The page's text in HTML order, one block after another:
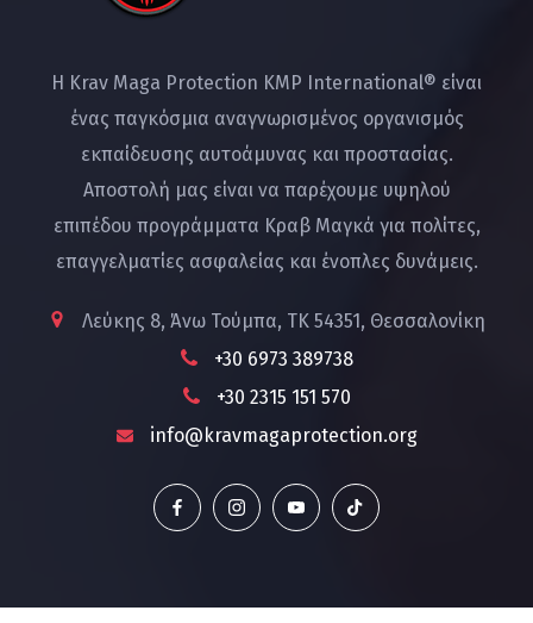
Η Krav Maga Protection KMP International® είναι
ένας παγκόσμια αναγνωρισμένος οργανισμός
εκπαίδευσης αυτοάμυνας και προστασίας.
Αποστολή μας είναι να παρέχουμε υψηλού
επιπέδου προγράμματα Κραβ Μαγκά για πολίτες,
επαγγελματίες ασφαλείας και ένοπλες δυνάμεις.
Λεύκης 8, Άνω Τούμπα, ΤΚ 54351, Θεσσαλονίκη
+30 6973 389738
+30 2315 151 570
info@kravmagaprotection.org